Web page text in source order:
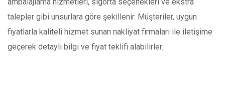
ambalajlama hizmetleri, sigorta seçenekleri ve ekstra
talepler gibi unsurlara göre şekillenir. Müşteriler, uygun
fiyatlarla kaliteli hizmet sunan nakliyat firmaları ile iletişime
geçerek detaylı bilgi ve fiyat teklifi alabilirler.